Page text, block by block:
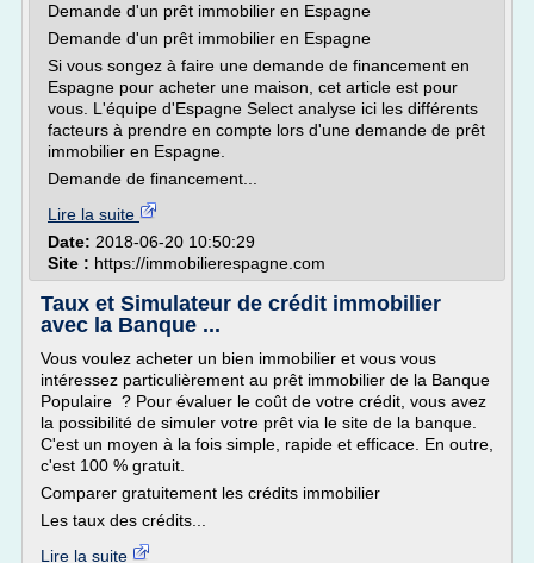
Demande d'un prêt immobilier en Espagne
Demande d'un prêt immobilier en Espagne
Si vous songez à faire une demande de financement en
Espagne pour acheter une maison, cet article est pour
vous. L'équipe d'Espagne Select analyse ici les différents
facteurs à prendre en compte lors d'une demande de prêt
immobilier en Espagne.
Demande de financement...
Lire la suite
Date: 2018-06-20 10:50:29
Site : https://immobilierespagne.com
Taux et Simulateur de crédit immobilier
avec la Banque ...
Vous voulez acheter un bien immobilier et vous vous
intéressez particulièrement au prêt immobilier de la Banque
Populaire ? Pour évaluer le coût de votre crédit, vous avez
la possibilité de simuler votre prêt via le site de la banque.
C'est un moyen à la fois simple, rapide et efficace. En outre,
c'est 100 % gratuit.
Comparer gratuitement les crédits immobilier
Les taux des crédits...
Lire la suite